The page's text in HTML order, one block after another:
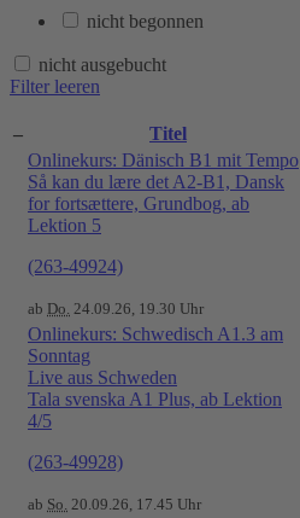
nicht begonnen
nicht ausgebucht
Filter leeren
– Titel
Onlinekurs: Dänisch B1 mit Tempo
Så kan du lære det A2-B1, Dansk
for fortsættere, Grundbog, ab
Lektion 5
(263-49924)
ab Do. 24.09.26, 19.30 Uhr
Onlinekurs: Schwedisch A1.3 am
Sonntag
Live aus Schweden
Tala svenska A1 Plus, ab Lektion
4/5
(263-49928)
ab So. 20.09.26, 17.45 Uhr